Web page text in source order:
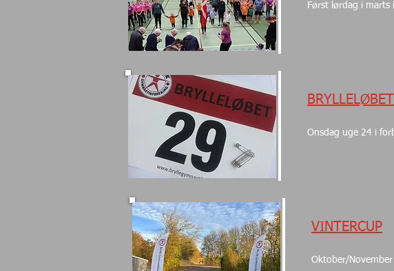
Først lørdag i marts
BRYLLELØBET
Onsdag uge 24 i
VINTERCUP
Oktober/November